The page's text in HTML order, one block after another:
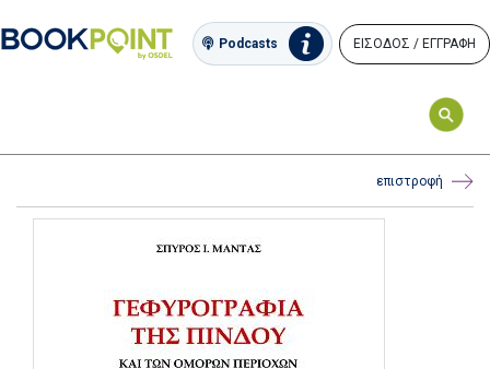
Podcasts ΕΙΣΟΔΟΣ / ΕΓΓΡΑΦΗ
επιστροφή